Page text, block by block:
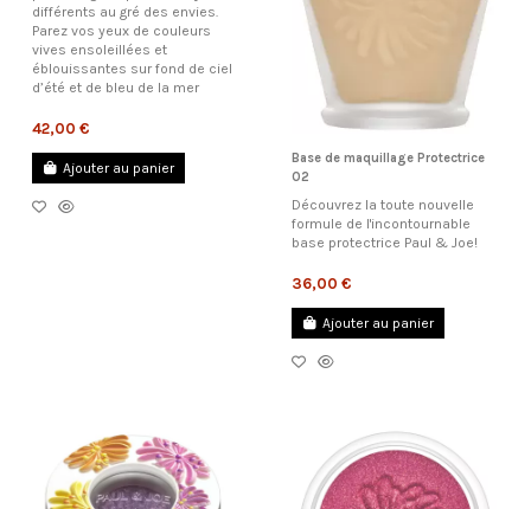
différents au gré des envies.
Parez vos yeux de couleurs
vives ensoleillées et
éblouissantes sur fond de ciel
d’été et de bleu de la mer
42,00 €
Ajouter au panier
Base de maquillage Protectrice
02
Découvrez la toute nouvelle
formule de l'incontournable
base protectrice Paul & Joe!
36,00 €
Ajouter au panier